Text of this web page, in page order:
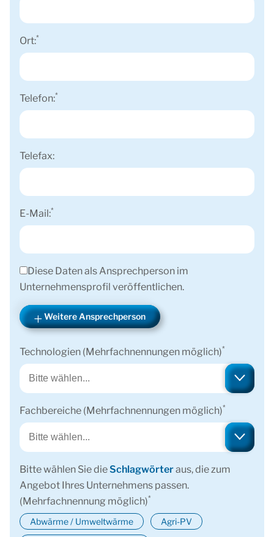
Ort:*
Telefon:*
Telefax:
E-Mail:*
Diese Daten als Ansprechperson im
Unternehmensprofil veröffentlichen.
Weitere Ansprechperson
Technologien (Mehrfachnennungen möglich)*
Fachbereiche (Mehrfachnennungen möglich)*
Bitte wählen Sie dieSchlagwörteraus, die zum
Angebot Ihres Unternehmens passen.
(Mehrfachnennung möglich)*
Abwärme / Umweltwärme Agri-PV